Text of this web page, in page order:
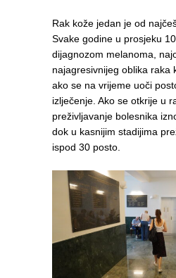
Rak kože jedan je od
Svake godine u prosjeku
dijagnozom melanoma,
najagresivnijeg oblika raka
ako se na vrijeme uoči
izlječenje. Ako se otkrije u
preživljavanje bolesnika
dok u kasnijim stadijima
ispod 30 posto.